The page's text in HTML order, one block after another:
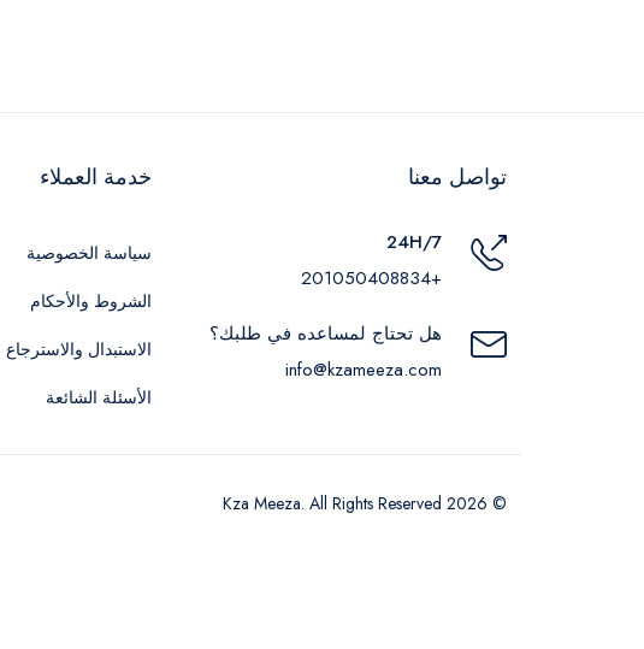
تواصل معنا
24H/7
+201050408834
هل تحتاج لمساعده في طلبك؟
info@kzameeza.com
خدمة العملاء
سياسة الخصوصية
الشروط والأحكام
الاستبدال والاسترجاع
الأسئلة الشائعة
© 2026 Kza Meeza. All Rights Reserved